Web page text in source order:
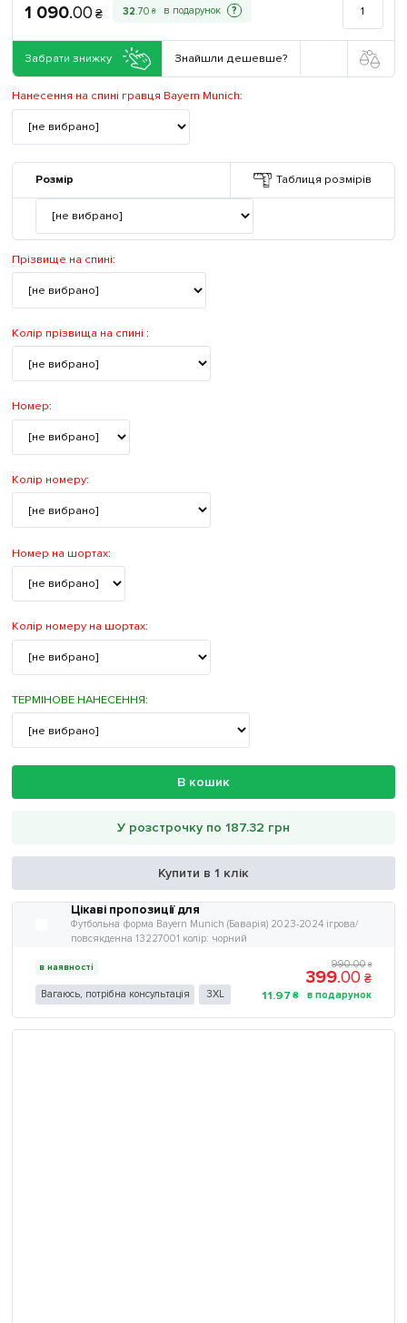
1 090.00 ₴ 32.70 ₴ ?
Забрати знижку Знайшли дешевше?
Нанесення на спині гравця Bayern Munich:
Розмір Таблиця розмірів
Прізвище на спині:
Колір прізвища на спині :
Номер:
Колір номеру:
Номер на шортах:
Колір номеру на шортах:
ТЕРМІНОВЕ НАНЕСЕННЯ:
В кошик
У розстрочку по 187.32 грн
Купити в 1 клік
Цікаві пропозиції для
Футбольна форма Bayern Munich (Баварія) 2023-2024 ігрова/
повсякденна 13227001 колiр: чорний
в наявності
Вагаюсь, потрібна консультація 3XL
990.00 ₴
399.00 ₴
11.97 ₴